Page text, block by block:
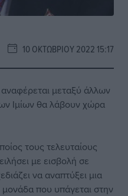
10 ΟΚΤΩΒΡΊΟΥ 2022 15:17
μεταξύ άλλων
Ιμίων θα λάβουν χώρα
τους τελευταίους
με εισβολή σε
να αναπτύξει μια
μονάδα που υπάγεται στην